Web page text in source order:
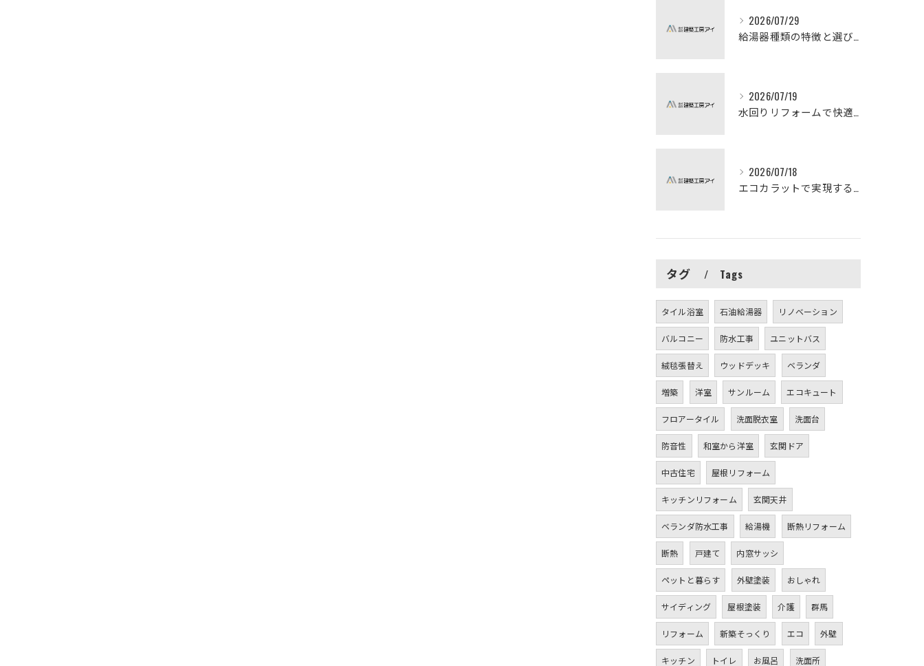
2026/07/29
給湯器種類の特徴と選び方ガイド
2026/07/19
水回りリフォームで快適な暮らしを実現する方法
2026/07/18
エコカラットで実現する快適リフォームの秘訣
タグ Tags
タイル浴室 石油給湯器 リノベーション
バルコニー 防水工事 ユニットバス
絨毯張替え ウッドデッキ ベランダ
増築 洋室 サンルーム エコキュート
フロアータイル 洗面脱衣室 洗面台
防音性 和室から洋室 玄関ドア
中古住宅 屋根リフォーム
キッチンリフォーム 玄関天井
ベランダ防水工事 給湯機 断熱リフォーム
断熱 戸建て 内窓サッシ
ペットと暮らす 外壁塗装 おしゃれ
サイディング 屋根塗装 介護 群馬
リフォーム 新築そっくり エコ 外壁
キッチン トイレ お風呂 洗面所